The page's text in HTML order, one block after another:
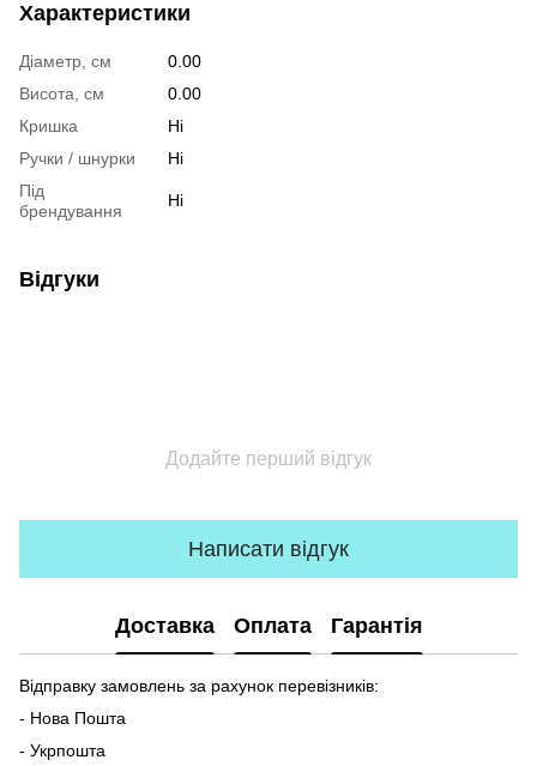
Характеристики
Діаметр, см
0.00
Висота, см
0.00
Кришка
Ні
Ручки / шнурки
Ні
Під
брендування
Ні
Відгуки
Додайте перший відгук
Написати відгук
Доставка Оплата Гарантія
Відправку замовлень за рахунок перевізників:
- Нова Пошта
- Укрпошта